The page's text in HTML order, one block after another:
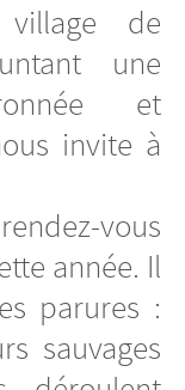
de
une
et
invite à
vous
année. Il
parures :
sauvages